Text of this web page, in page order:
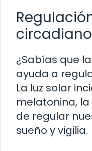
circadiano
¿Sabías que
ayuda a
La luz solar
melatonina,
de regular
sueño y vigilia.